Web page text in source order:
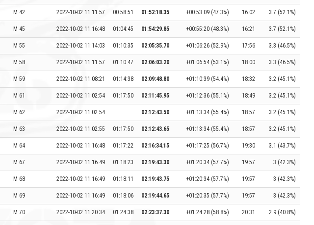
M 42 2022-10-02 11:11:57 00:58:51 01:52:18.35 +00:53:09 (47.3%) 16:02 3.7 (52.1%)
M 45 2022-10-02 11:16:48 01:04:45 01:54:29.85 +00:55:20 (48.3%) 16:21 3.7 (52.1%)
M 55 2022-10-02 11:14:03 01:10:35 02:05:35.70 +01:06:26 (52.9%) 17:56 3.3 (46.5%)
M 58 2022-10-02 11:11:57 01:10:47 02:06:03.20 +01:06:54 (53.1%) 18:00 3.3 (46.5%)
M 59 2022-10-02 11:08:21 01:14:38 02:09:48.80 +01:10:39 (54.4%) 18:32 3.2 (45.1%)
M 61 2022-10-02 11:02:54 01:17:50 02:11:45.95 +01:12:36 (55.1%) 18:49 3.2 (45.1%)
M 62 2022-10-02 11:02:54 02:12:43.50 +01:13:34 (55.4%) 18:57 3.2 (45.1%)
M 63 2022-10-02 11:02:55 01:17:50 02:12:43.65 +01:13:34 (55.4%) 18:57 3.2 (45.1%)
M 64 2022-10-02 11:16:48 01:17:22 02:16:34.15 +01:17:25 (56.7%) 19:30 3.1 (43.7%)
M 67 2022-10-02 11:16:49 01:18:23 02:19:43.30 +01:20:34 (57.7%) 19:57 3 (42.3%)
M 68 2022-10-02 11:16:49 01:18:11 02:19:43.75 +01:20:34 (57.7%) 19:57 3 (42.3%)
M 69 2022-10-02 11:16:49 01:18:06 02:19:44.65 +01:20:35 (57.7%) 19:57 3 (42.3%)
M 70 2022-10-02 11:20:34 01:24:38 02:23:37.30 +01:24:28 (58.8%) 20:31 2.9 (40.8%)